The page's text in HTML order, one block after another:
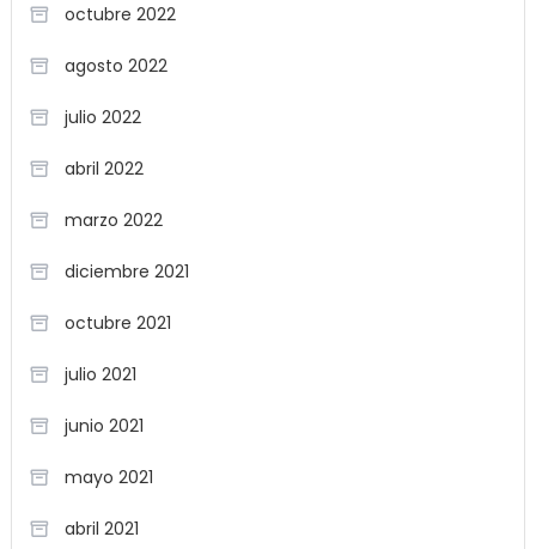
octubre 2022
agosto 2022
julio 2022
abril 2022
marzo 2022
diciembre 2021
octubre 2021
julio 2021
junio 2021
mayo 2021
abril 2021